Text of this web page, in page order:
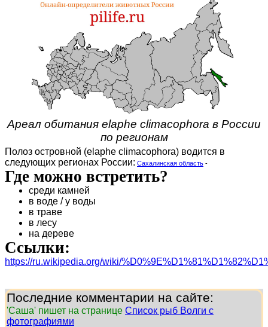
Ареал обитания elaphe climacophora в России
по регионам
Полоз островной (elaphe climacophora) водится в
следующих регионах России: Сахалинская область -
Где можно встретить?
среди камней
в воде / у воды
в траве
в лесу
на дереве
Ссылки:
https://ru.wikipedia.org/wiki/
Последние комментарии на сайте:
'Саша' пишет на странице Список рыб Волги с
фотографиями